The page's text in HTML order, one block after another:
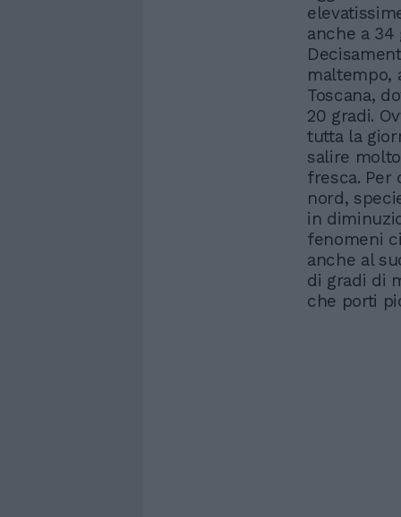
anche a
maltempo,
Toscana,
20 gradi.
tutta la
salire
fresca. Per
nord,
in
fenomeni
anche al
di gradi di
che porti